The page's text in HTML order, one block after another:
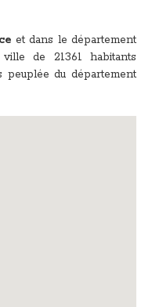
et dans le département
de 21361 habitants
du département